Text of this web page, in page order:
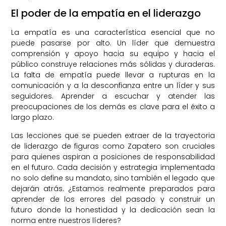
El poder de la empatía en el liderazgo
La empatía es una característica esencial que no
puede pasarse por alto. Un líder que demuestra
comprensión y apoyo hacia su equipo y hacia el
público construye relaciones más sólidas y duraderas.
La falta de empatía puede llevar a rupturas en la
comunicación y a la desconfianza entre un líder y sus
seguidores. Aprender a escuchar y atender las
preocupaciones de los demás es clave para el éxito a
largo plazo.
Las lecciones que se pueden extraer de la trayectoria
de liderazgo de figuras como Zapatero son cruciales
para quienes aspiran a posiciones de responsabilidad
en el futuro. Cada decisión y estrategia implementada
no solo define su mandato, sino también el legado que
dejarán atrás. ¿Estamos realmente preparados para
aprender de los errores del pasado y construir un
futuro donde la honestidad y la dedicación sean la
norma entre nuestros líderes?